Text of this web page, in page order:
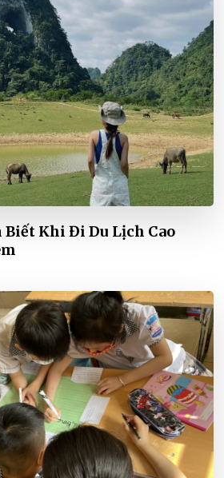
Biết Khi Đi Du Lịch Cao